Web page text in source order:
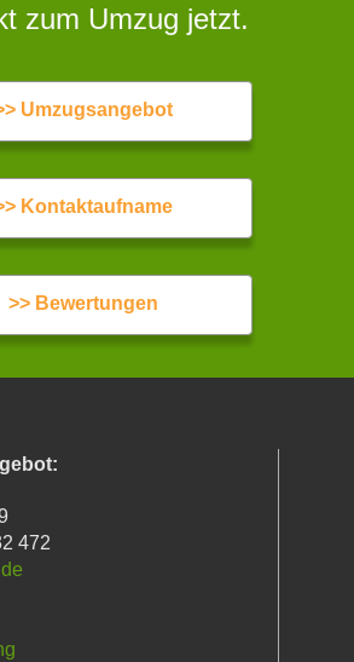
zum Umzug jetzt.
Umzugsangebot
Kontaktaufname
>> Bewertungen
472